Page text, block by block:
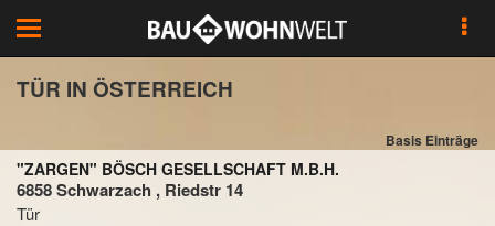
Toggle
navigation
TÜR IN ÖSTERREICH
Basis Einträge
"ZARGEN" BÖSCH GESELLSCHAFT M.B.H.
6858 Schwarzach , Riedstr 14
Tür